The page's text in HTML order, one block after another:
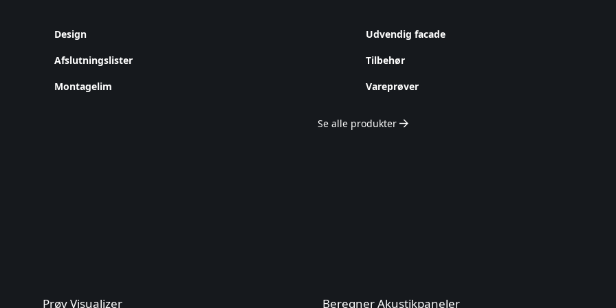
Design
Udvendig facade
Afslutningslister
Tilbehør
Montagelim Vareprøver
Se alle produkter
Prøv Visualizer Beregner Akustikpaneler